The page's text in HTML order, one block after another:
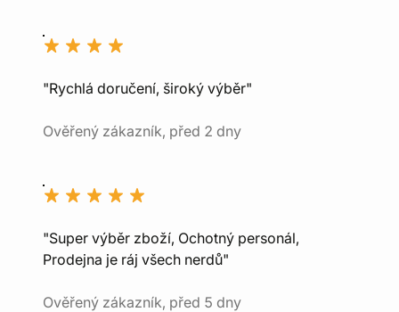
"Rychlá doručení, široký výběr"
Ověřený zákazník, před 2 dny
"Super výběr zboží, Ochotný personál,
Prodejna je ráj všech nerdů"
Ověřený zákazník, před 5 dny